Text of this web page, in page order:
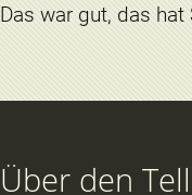
Das war gut, das
Über den